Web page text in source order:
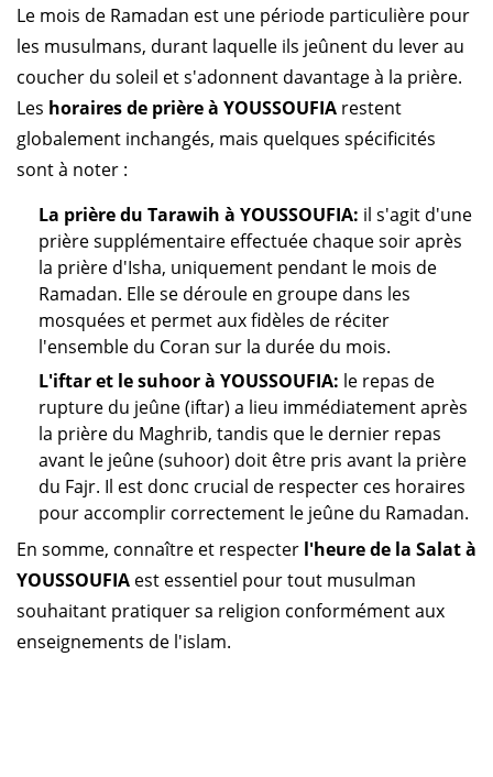
Le mois de Ramadan est une période particulière pour
les musulmans, durant laquelle ils jeûnent du lever au
coucher du soleil et s'adonnent davantage à la prière.
Les horaires de prière à YOUSSOUFIA restent
globalement inchangés, mais quelques spécificités
sont à noter :
La prière du Tarawih à YOUSSOUFIA: il s'agit d'une
prière supplémentaire effectuée chaque soir après
la prière d'Isha, uniquement pendant le mois de
Ramadan. Elle se déroule en groupe dans les
mosquées et permet aux fidèles de réciter
l'ensemble du Coran sur la durée du mois.
L'iftar et le suhoor à YOUSSOUFIA: le repas de
rupture du jeûne (iftar) a lieu immédiatement après
la prière du Maghrib, tandis que le dernier repas
avant le jeûne (suhoor) doit être pris avant la prière
du Fajr. Il est donc crucial de respecter ces horaires
pour accomplir correctement le jeûne du Ramadan.
En somme, connaître et respecter l'heure de la Salat à
YOUSSOUFIA est essentiel pour tout musulman
souhaitant pratiquer sa religion conformément aux
enseignements de l'islam.